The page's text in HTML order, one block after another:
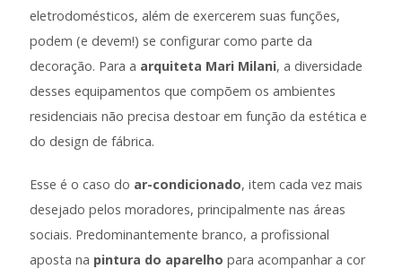
eletrodomésticos, além de exercerem suas funções,
podem (e devem!) se configurar como parte da
decoração. Para a arquiteta Mari Milani, a diversidade
desses equipamentos que compõem os ambientes
residenciais não precisa destoar em função da estética e
do design de fábrica.
Esse é o caso do ar-condicionado, item cada vez mais
desejado pelos moradores, principalmente nas áreas
sociais. Predominantemente branco, a profissional
aposta na pintura do aparelho para acompanhar a cor